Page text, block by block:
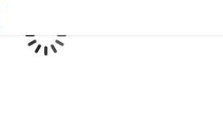
randoLoading